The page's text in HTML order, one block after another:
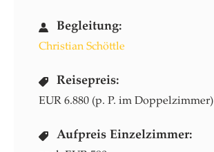
Begleitung:
Christian Schöttle
Reisepreis:
EUR 6.880 (p. P. im Doppelzimmer)
Aufpreis Einzelzimmer: